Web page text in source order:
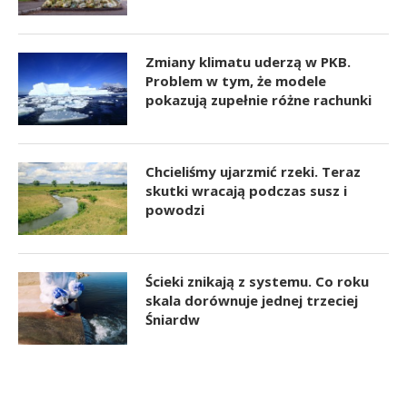
Zmiany klimatu uderzą w PKB.
Problem w tym, że modele
pokazują zupełnie różne rachunki
Chcieliśmy ujarzmić rzeki. Teraz
skutki wracają podczas susz i
powodzi
Ścieki znikają z systemu. Co roku
skala dorównuje jednej trzeciej
Śniardw